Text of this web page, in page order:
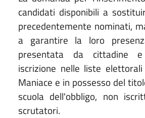
candidati disponibili a
precedentemente nominati,
a garantire la loro
presentata da cittadine
iscrizione nelle liste
Maniace e in possesso del
scuola dell'obbligo, non
scrutatori.